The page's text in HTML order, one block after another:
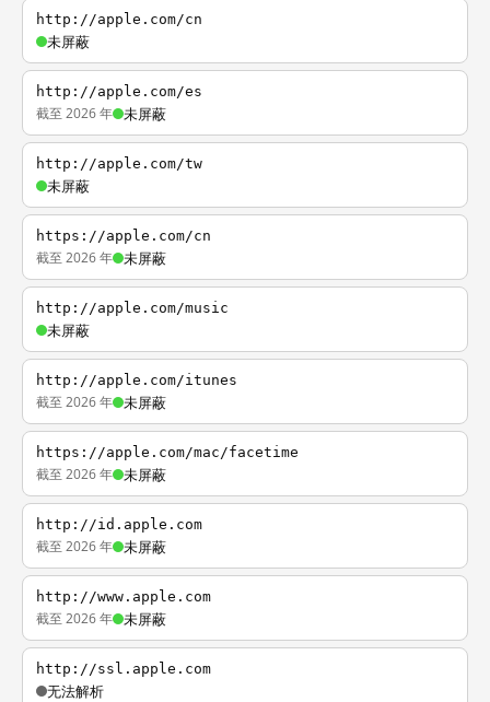
http://apple.com/cn
未屏蔽
http://apple.com/es
截至 2026 年 未屏蔽
http://apple.com/tw
未屏蔽
https://apple.com/cn
截至 2026 年 未屏蔽
http://apple.com/music
未屏蔽
http://apple.com/itunes
截至 2026 年 未屏蔽
https://apple.com/mac/facetime
截至 2026 年 未屏蔽
http://id.apple.com
截至 2026 年 未屏蔽
http://www.apple.com
截至 2026 年 未屏蔽
http://ssl.apple.com
无法解析